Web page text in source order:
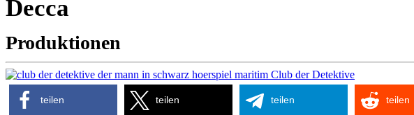
Decca
Produktionen
Club der Detektive
teilen teilen teilen teilen